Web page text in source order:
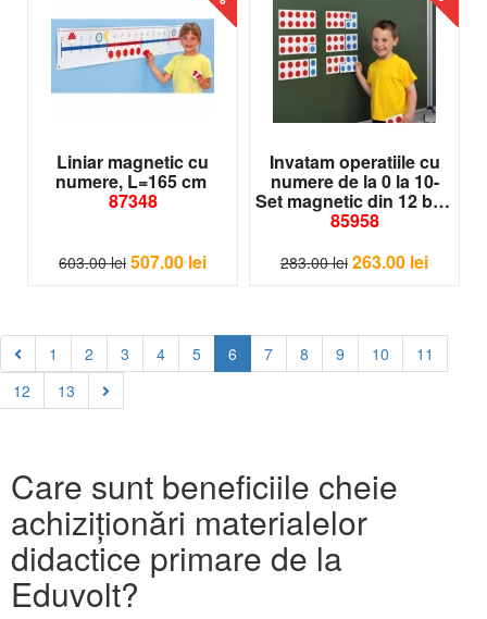
Liniar magnetic cu
numere, L=165 cm
87348
603.00 lei 507.00 lei
Invatam operatiile cu
numere de la 0 la 10-
Set magnetic din 12 buc
85958
283.00 lei 263.00 lei
1 2 3 4 5 6 7 8 9 10
11
12
13
Care sunt beneficiile cheie
achiziționări materialelor
didactice primare de la
Eduvolt?